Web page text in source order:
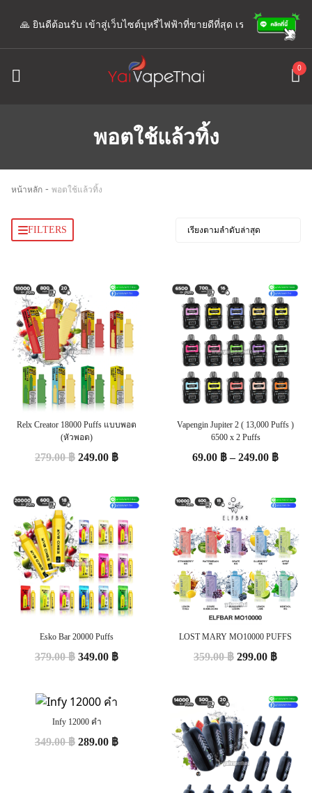
🙏 ยินดีต้อนรับ เข้าสู่เว็บไซต์บุหรี่ไฟฟ้าที่ขายดีที่สุด เรามีแอดมินพร้อมให้
0
พอตใช้แล้วทิ้ง
หน้าหลัก - พอตใช้แล้วทิ้ง
FILTERS
Relx Creator 18000 Puffs แบบพอต
(หัวพอต)
279.00฿ 249.00 ฿
Vapengin Jupiter 2 ( 13,000 Puffs )
6500 x 2 Puffs
69.00 ฿–249.00 ฿
Esko Bar 20000 Puffs
379.00฿ 349.00 ฿
LOST MARY MO10000 PUFFS
359.00฿ 299.00 ฿
Infy 12000 คำ
349.00฿ 289.00 ฿